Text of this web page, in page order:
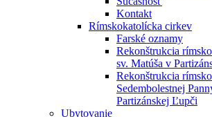
Kontakt
Rímskokatolícka cirkev
Farské oznamy
Rekonštrukcia
sv. Matúša v
Rekonštrukcia
Sedembolestnej
Partizánskej Ľupči
Ubytovanie